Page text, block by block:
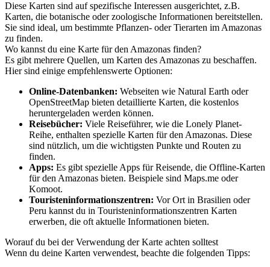
Diese Karten sind auf spezifische Interessen ausgerichtet, z.B.
Karten, die botanische oder zoologische Informationen bereitstellen.
Sie sind ideal, um bestimmte Pflanzen- oder Tierarten im Amazonas
zu finden.
Wo kannst du eine Karte für den Amazonas finden?
Es gibt mehrere Quellen, um Karten des Amazonas zu beschaffen.
Hier sind einige empfehlenswerte Optionen:
Online-Datenbanken: Webseiten wie Natural Earth oder
OpenStreetMap bieten detaillierte Karten, die kostenlos
heruntergeladen werden können.
Reisebücher: Viele Reiseführer, wie die Lonely Planet-
Reihe, enthalten spezielle Karten für den Amazonas. Diese
sind nützlich, um die wichtigsten Punkte und Routen zu
finden.
Apps: Es gibt spezielle Apps für Reisende, die Offline-Karten
für den Amazonas bieten. Beispiele sind Maps.me oder
Komoot.
Touristeninformationszentren: Vor Ort in Brasilien oder
Peru kannst du in Touristeninformationszentren Karten
erwerben, die oft aktuelle Informationen bieten.
Worauf du bei der Verwendung der Karte achten solltest
Wenn du deine Karten verwendest, beachte die folgenden Tipps: